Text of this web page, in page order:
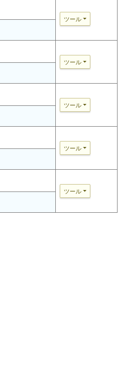
ツール
ツール
ツール
ツール
ツール